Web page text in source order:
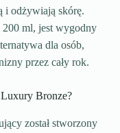
i odżywiają skórę.
ml, jest wygodny
dla osób,
przez cały rok.
Bronze?
został stworzony